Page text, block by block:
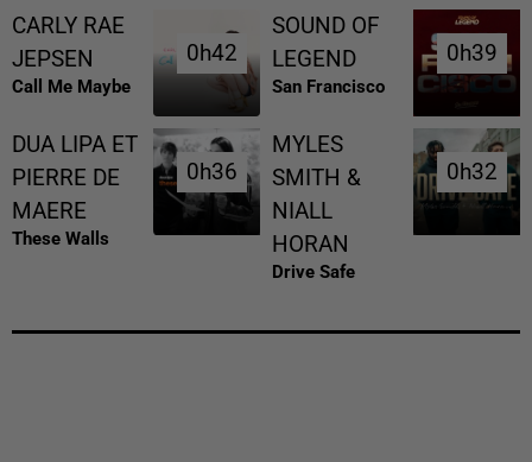
CARLY RAE
JEPSEN
Call Me Maybe
0h42
0h42
SOUND OF
LEGEND
San Francisco
0h39
0h39
DUA LIPA ET
PIERRE DE
MAERE
These Walls
0h36
0h36
MYLES
SMITH &
NIALL
HORAN
Drive Safe
0h32
0h32